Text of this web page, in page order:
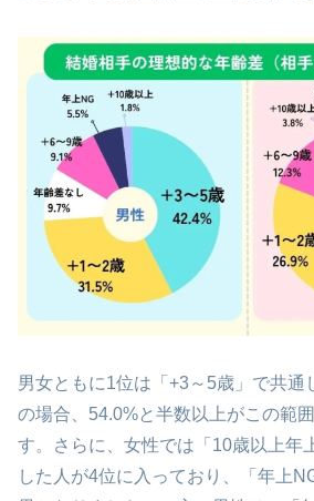
男女ともに1位は「+3～5歳」で共通
の場合、54.0%と半数以上がこの範
す。さらに、女性では「10歳以上年
した人が4位に入っており、「年上